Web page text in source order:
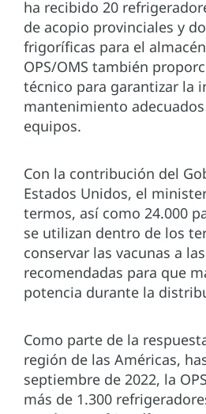
ha recibido 20
de acopio provinciales y
frigoríficas para el
OPS/OMS también
técnico para garantizar la
mantenimiento
equipos.
Con la contribución del
Estados Unidos, el
termos, así como 24.000
se utilizan dentro de los
conservar las vacunas a
recomendadas para que
potencia durante la
Como parte de la
región de las Américas,
septiembre de 2022, la
más de 1.300